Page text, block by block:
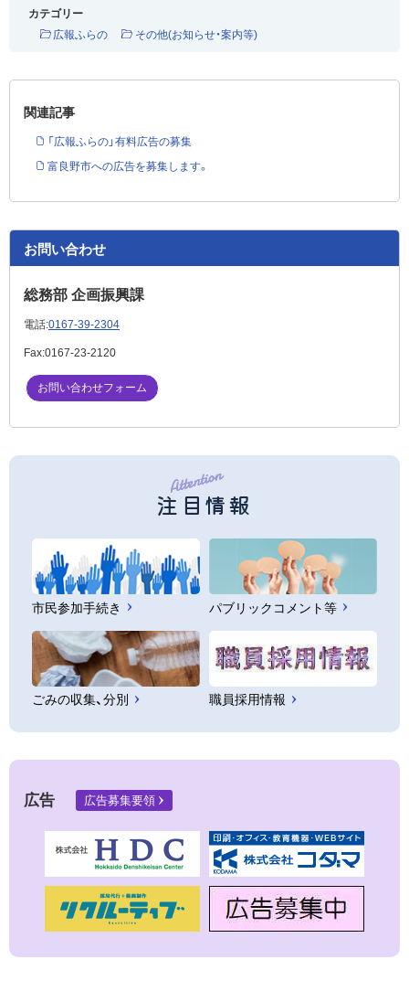
カテゴリー
広報ふらの
その他(お知らせ・案内等)
関連記事
「広報ふらの」有料広告の募集
富良野市への広告を募集します。
お問い合わせ
総務部 企画振興課
電話:0167-39-2304
Fax:0167-23-2120
お問い合わせフォーム
注目情報
市民参加手続き パブリックコメント等
ごみの収集、分別 職員採用情報
広告 広告募集要領